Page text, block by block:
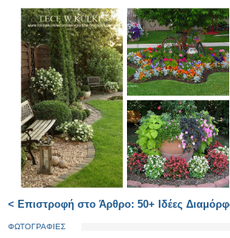
< Επιστροφή στο Άρθρο: 50+ Ιδέες
ΦΩΤΟΓΡΑΦΙΕΣ